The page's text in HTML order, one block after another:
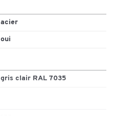
acier
oui
gris clair RAL 7035